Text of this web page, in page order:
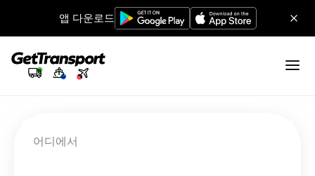
앱 다운로드
어디에서